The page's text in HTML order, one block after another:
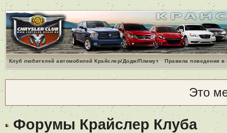
Клуб любителей автомобилей Крайслер/Додж/Плимут Правила поведения
Это
Форумы Крайслер Клуба